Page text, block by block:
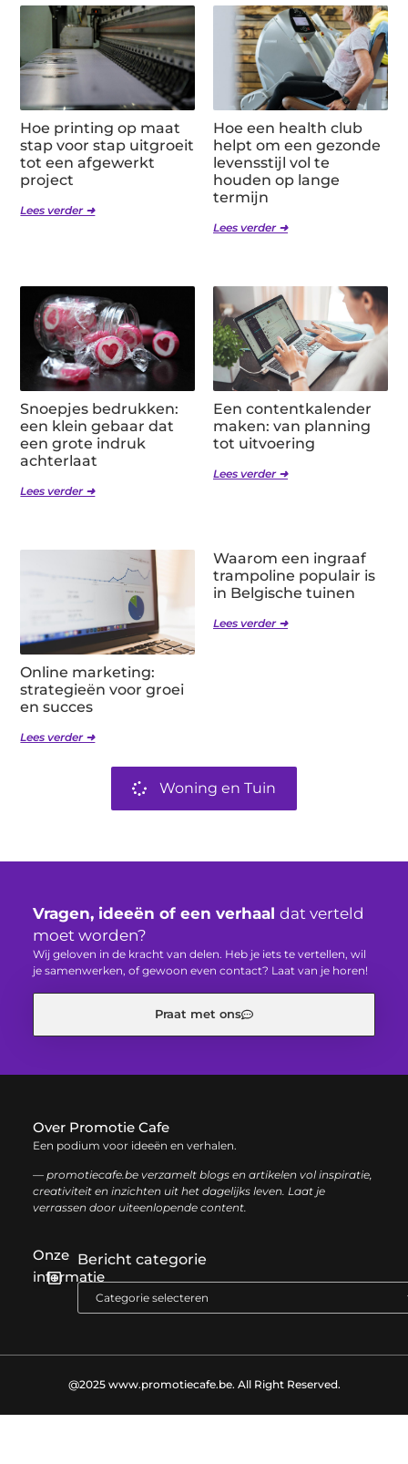
Hoe printing op maat
stap voor stap uitgroeit
tot een afgewerkt
project
Lees verder ➜
Hoe een health club
helpt om een gezonde
levensstijl vol te
houden op lange
termijn
Lees verder ➜
Snoepjes bedrukken:
een klein gebaar dat
een grote indruk
achterlaat
Lees verder ➜
Een contentkalender
maken: van planning
tot uitvoering
Lees verder ➜
Online marketing:
strategieën voor groei
en succes
Lees verder ➜
Waarom een ingraaf
trampoline populair is
in Belgische tuinen
Lees verder ➜
Woning en Tuin
Vragen, ideeën of een verhaal dat verteld
moet worden?
Wij geloven in de kracht van delen. Heb je iets te vertellen, wil
je samenwerken, of gewoon even contact? Laat van je horen!
Praat met ons
Over Promotie Cafe
Een podium voor ideeën en verhalen.
— promotiecafe.be verzamelt blogs en artikelen vol inspiratie,
creativiteit en inzichten uit het dagelijks leven. Laat je
verrassen door uiteenlopende content.
Onze
informatie
Bericht categorie
@2025 www.promotiecafe.be. All Right Reserved.​